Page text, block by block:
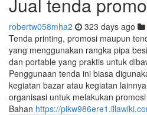
robertw058mha2 323 days ago
Tenda printing, promosi maupun
yang menggunakan rangka pipa
dan portable yang praktis untuk
Penggunaan tenda ini biasa
kegiatan bazar atau kegiatan
organisasi untuk melakukan
Bahan https://